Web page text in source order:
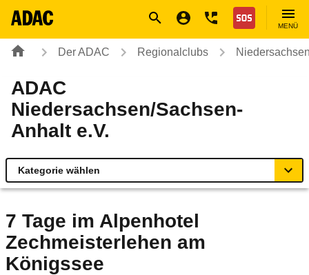
Nothilfe
MENÜ
Der ADAC Regionalclubs
ADAC
Niedersachsen/Sachsen-
Anhalt e.V.
Kategorie wählen
Geschäftsstellen & Reisebüros
7 Tage im Alpenhotel
Zechmeisterlehen am
Königssee